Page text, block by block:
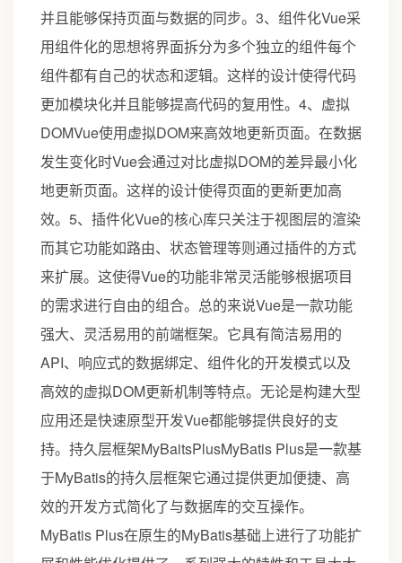
并且能够保持页面与数据的同步。3、组件化Vue采
用组件化的思想将界面拆分为多个独立的组件每个
组件都有自己的状态和逻辑。这样的设计使得代码
更加模块化并且能够提高代码的复用性。4、虚拟
DOMVue使用虚拟DOM来高效地更新页面。在数据
发生变化时Vue会通过对比虚拟DOM的差异最小化
地更新页面。这样的设计使得页面的更新更加高
效。5、插件化Vue的核心库只关注于视图层的渲染
而其它功能如路由、状态管理等则通过插件的方式
来扩展。这使得Vue的功能非常灵活能够根据项目
的需求进行自由的组合。总的来说Vue是一款功能
强大、灵活易用的前端框架。它具有简洁易用的
API、响应式的数据绑定、组件化的开发模式以及
高效的虚拟DOM更新机制等特点。无论是构建大型
应用还是快速原型开发Vue都能够提供良好的支
持。持久层框架MyBaitsPlusMyBatis Plus是一款基
于MyBatis的持久层框架它通过提供更加便捷、高
效的开发方式简化了与数据库的交互操作。
MyBatis Plus在原生的MyBatis基础上进行了功能扩